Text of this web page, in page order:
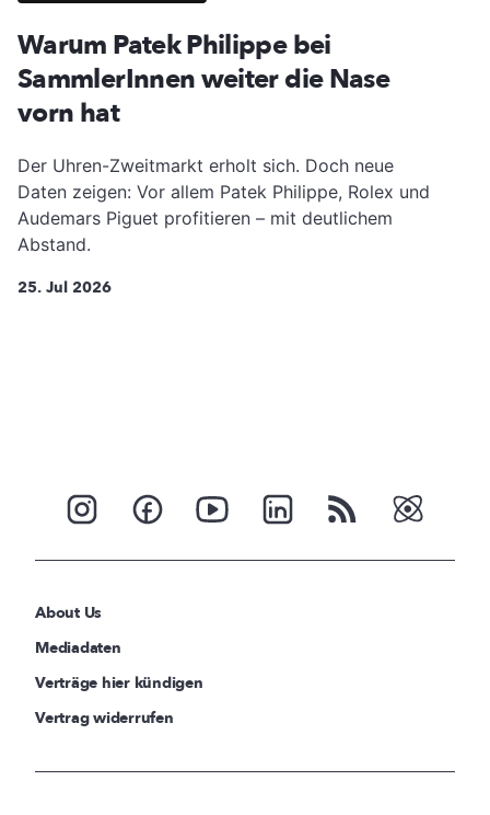
Warum Patek Philippe bei
SammlerInnen weiter die Nase
vorn hat
Der Uhren-Zweitmarkt erholt sich. Doch neue
Daten zeigen: Vor allem Patek Philippe, Rolex und
Audemars Piguet profitieren – mit deutlichem
Abstand.
25. Jul 2026
About Us
Mediadaten
Verträge hier kündigen
Vertrag widerrufen